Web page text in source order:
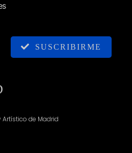
SUSCRIBIRME
Artístico de Madrid